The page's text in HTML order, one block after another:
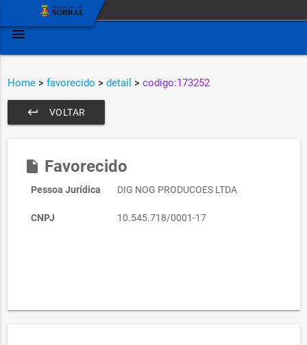
menu
Home > favorecido > detail > codigo:173252
VOLTAR
keyboard_return
insert_drive_file Favorecido
Pessoa Jurídica DIG NOG PRODUCOES LTDA
CNPJ 10.545.718/0001-17